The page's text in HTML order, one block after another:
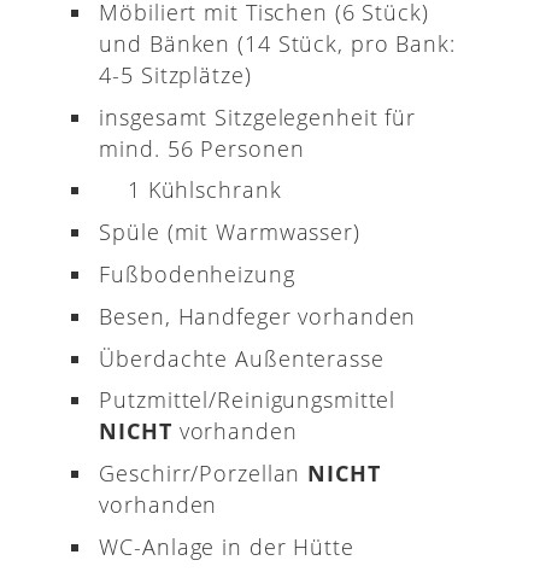
Möbiliert mit Tischen (6 Stück)
und Bänken (14 Stück, pro Bank:
4-5 Sitzplätze)
insgesamt Sitzgelegenheit für
mind. 56 Personen
1 Kühlschrank
Spüle (mit Warmwasser)
Fußbodenheizung
Besen, Handfeger vorhanden
Überdachte Außenterasse
Putzmittel/Reinigungsmittel
NICHT vorhanden
Geschirr/Porzellan NICHT
vorhanden
WC-Anlage in der Hütte